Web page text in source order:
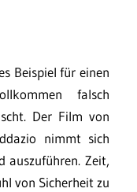
Beispiel für einen
falsch
Der Film von
nimmt sich
auszuführen. Zeit,
von Sicherheit zu